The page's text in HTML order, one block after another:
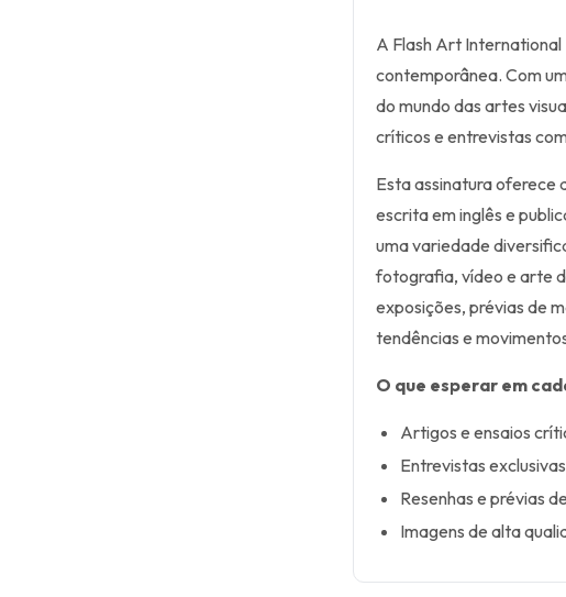
A Flash Art
contemporânea. Com
do mundo das artes
críticos e entrevistas
Esta assinatura oferece
escrita em inglês e
uma variedade
fotografia, vídeo e arte
exposições, prévias de
tendências e
O que esperar em
Artigos e ensaios
Entrevistas
Resenhas e prévias
Imagens de alta